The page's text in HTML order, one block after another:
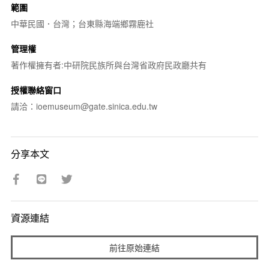
範圍
中華民國．台灣；台東縣海端鄉霧鹿社
管理權
著作權擁有者:中研院民族所與台灣省政府民政廳共有
授權聯絡窗口
請洽：ioemuseum@gate.sinica.edu.tw
分享本文
資源連結
前往原始連結